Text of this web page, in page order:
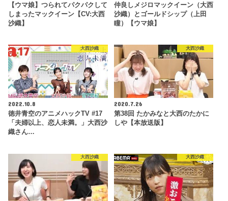
【ウマ娘】つられてパクパクして
しまったマックイーン【CV:大西
沙織】
仲良しメジロマックイーン（大西
沙織）とゴールドシップ（上田
瞳）【ウマ娘】
大西沙織
2022.10.8
徳井青空のアニメハックTV #17
「夫婦以上、恋人未満。」大西沙
織さん…
大西沙織
2020.7.26
第38回 たかみなと大西のたかに
しや【本放送版】
大西沙織 大西沙織